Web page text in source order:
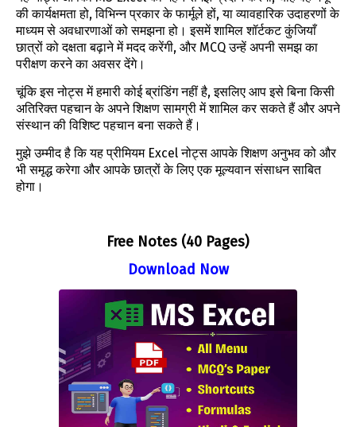
की कार्यक्षमता हो, विभिन्न प्रकार के फार्मूले हों, या व्यावहारिक उदाहरणों के
माध्यम से अवधारणाओं को समझना हो। इसमें शामिल शॉर्टकट कुंजियाँ
छात्रों को दक्षता बढ़ाने में मदद करेंगी, और MCQ उन्हें अपनी समझ का
परीक्षण करने का अवसर देंगे।
चूंकि इस नोट्स में हमारी कोई ब्रांडिंग नहीं है, इसलिए आप इसे बिना किसी
अतिरिक्त पहचान के अपने शिक्षण सामग्री में शामिल कर सकते हैं और अपने
संस्थान की विशिष्ट पहचान बना सकते हैं।
मुझे उम्मीद है कि यह प्रीमियम Excel नोट्स आपके शिक्षण अनुभव को और
भी समृद्ध करेगा और आपके छात्रों के लिए एक मूल्यवान संसाधन साबित
होगा।
Free Notes (40 Pages)
Download Now